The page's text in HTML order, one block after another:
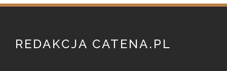
REDAKCJA CATENA.PL